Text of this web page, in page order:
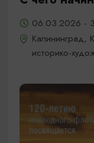
06.03.2026 -
Калининград,
историко-